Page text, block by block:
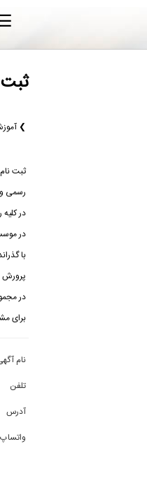
ثبت
❯
ثبت
رسمی و
در
در
با
پرورش
در
برای
نام
تلفن
آدرس
واتساپ